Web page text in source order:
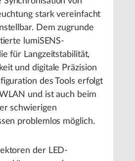
stark vereinfacht
Dem zugrunde
lumiSENS-
für Langzeitstabilität,
und digitale Präzision
des Tools erfolgt
und ist auch beim
schwierigen
problemlos möglich.
der LED-